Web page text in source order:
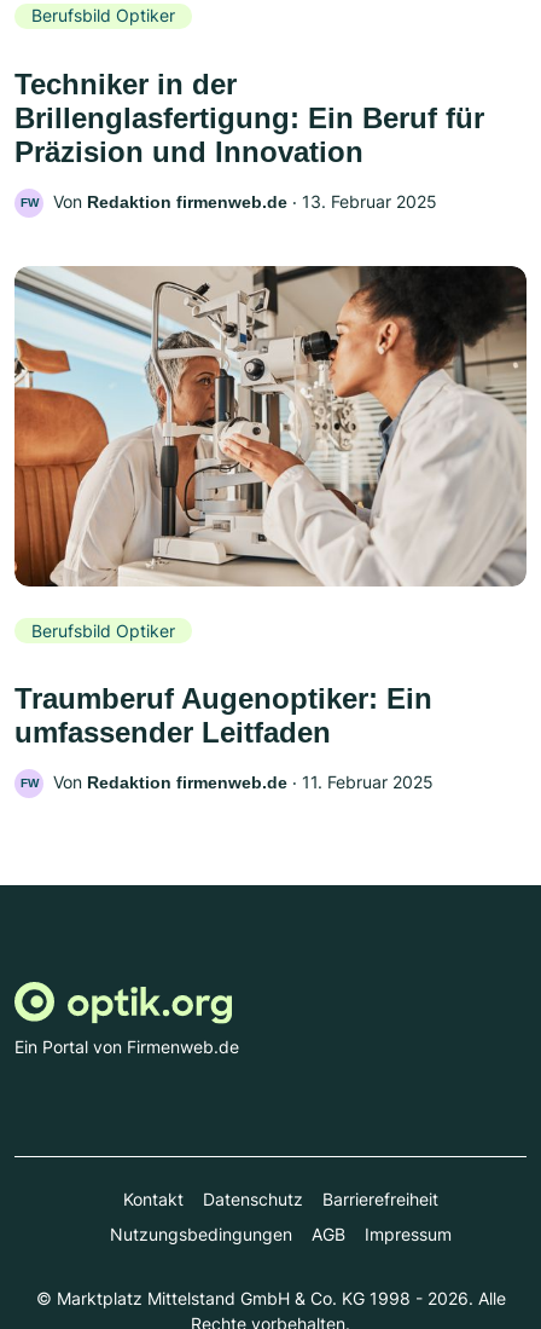
Berufsbild Optiker
Techniker in der
Brillenglasfertigung: Ein Beruf für
Präzision und Innovation
FW Von Redaktion firmenweb.de ‧ 13. Februar 2025
Berufsbild Optiker
Traumberuf Augenoptiker: Ein
umfassender Leitfaden
FW Von Redaktion firmenweb.de ‧ 11. Februar 2025
Ein Portal von Firmenweb.de
Kontakt Datenschutz
Barrierefreiheit
Nutzungsbedingungen
AGB Impressum
© Marktplatz Mittelstand GmbH & Co. KG 1998 - 2026. Alle
Rechte vorbehalten.